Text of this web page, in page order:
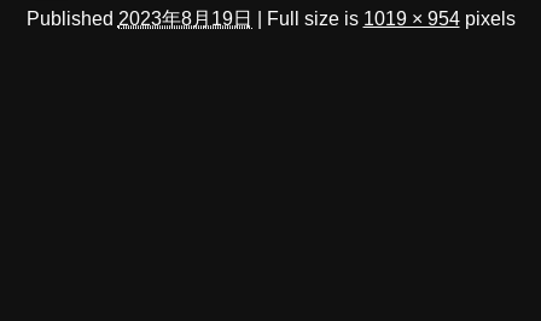
Published 2023年8月19日 Full size is 1019 × 954pixels